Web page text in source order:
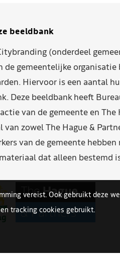
beeldbank
(onderdeel
de gemeentelijke organisatie
Hiervoor is een aantal
Deze beeldbank heeft
van de gemeente en
van zowel The Hague &
van de gemeente
dat alleen bestemd
vereist. Ook gebruikt deze
tracking cookies gebruikt.